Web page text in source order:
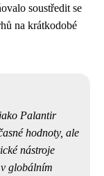
soustředit se
na krátkodobé
Palantir
hodnoty, ale
nástroje
globálním